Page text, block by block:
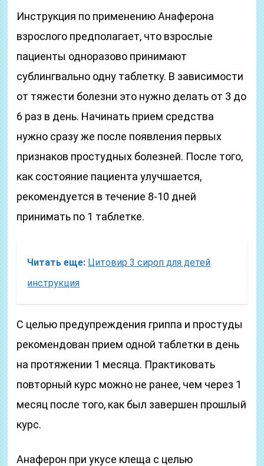
Инструкция по применению Анаферона
взрослого предполагает, что взрослые
пациенты одноразово принимают
сублингвально одну таблетку. В зависимости
от тяжести болезни это нужно делать от 3 до
6 раз в день. Начинать прием средства
нужно сразу же после появления первых
признаков простудных болезней. После того,
как состояние пациента улучшается,
рекомендуется в течение 8-10 дней
принимать по 1 таблетке.
Читать еще: Цитовир 3 сироп для детей
инструкция
С целью предупреждения гриппа и простуды
рекомендован прием одной таблетки в день
на протяжении 1 месяца. Практиковать
повторный курс можно не ранее, чем через 1
месяц после того, как был завершен прошлый
курс.
Анаферон при укусе клеща с целью